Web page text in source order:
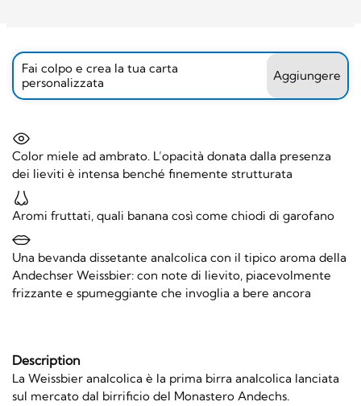
Fai colpo e crea la tua carta
personalizzata
Aggiungere
Color miele ad ambrato. L’opacità donata dalla presenza
dei lieviti è intensa benché finemente strutturata
Aromi fruttati, quali banana così come chiodi di garofano
Una bevanda dissetante analcolica con il tipico aroma della
Andechser Weissbier: con note di lievito, piacevolmente
frizzante e spumeggiante che invoglia a bere ancora
Description
La Weissbier analcolica è la prima birra analcolica lanciata
sul mercato dal birrificio del Monastero Andechs.